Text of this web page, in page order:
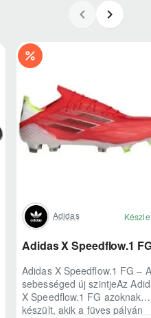
Adidas
Adidas X Speedflow.1
Adidas X Speedflow.1 FG – A
sebességed új szintjeAz
X Speedflow.1 FG azoknak
készült, akik a füves pályán